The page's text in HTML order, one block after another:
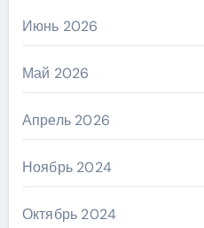
Июнь 2026
Май 2026
Апрель 2026
Ноябрь 2024
Октябрь 2024